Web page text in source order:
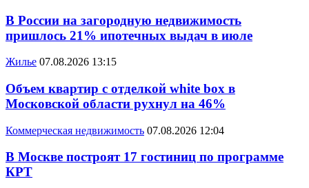
В России на загородную недвижимость
пришлось 21% ипотечных выдач в июле
Жилье 07.08.2026 13:15
Объем квартир с отделкой white box в
Московской области рухнул на 46%
Коммерческая недвижимость 07.08.2026 12:04
В Москве построят 17 гостиниц по программе
КРТ